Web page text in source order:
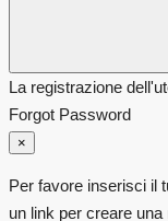
La registrazione
Forgot Password
×
Per favore inserisci il
un link per creare